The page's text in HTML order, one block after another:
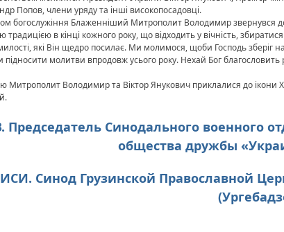
Попов, члени уряду та інші високопосадовці.
богослужіння Блаженніший Митрополит Володимир звернувся
традицією в кінці кожного року, що відходить у вічність,
які Він щедро посилає. Ми молимося, щоби Господь зберіг
підносити молитви впродовж усього року. Нехай Бог
Митрополит Володимир та Віктор Янукович приклалися до ікони
Председатель Синодального военного
общества дружбы
Синод Грузинской Православной